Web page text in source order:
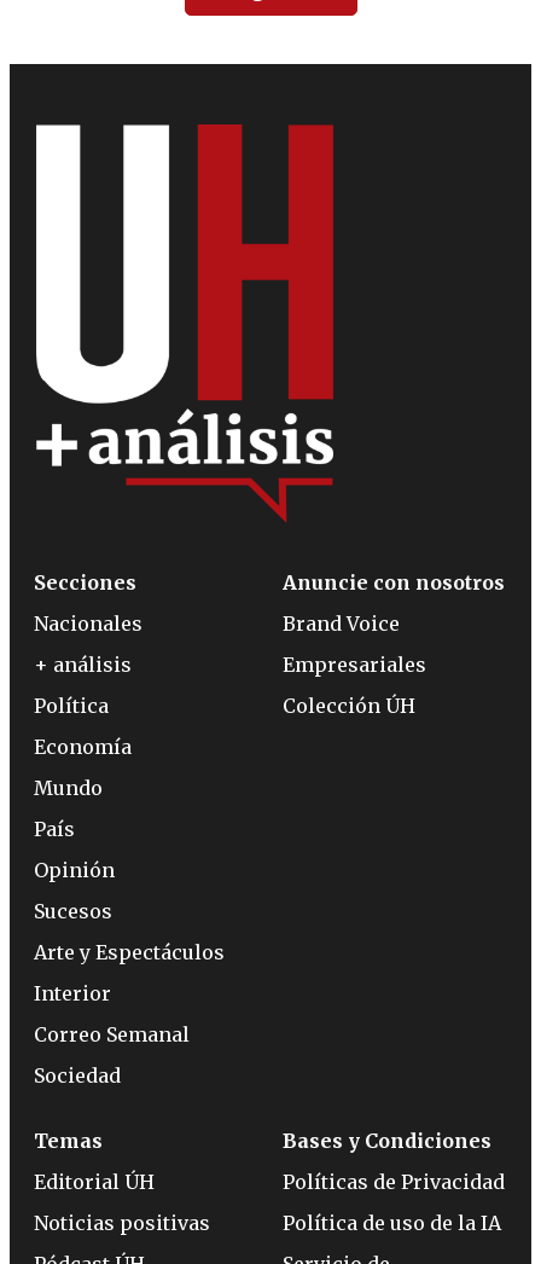
Secciones
Nacionales
+ análisis
Política
Economía
Mundo
País
Opinión
Sucesos
Arte y Espectáculos
Interior
Correo Semanal
Sociedad
Anuncie con nosotros
Brand Voice
Empresariales
Colección ÚH
Temas
Editorial ÚH
Noticias positivas
Bases y Condiciones
Políticas de Privacidad
Política de uso de la IA